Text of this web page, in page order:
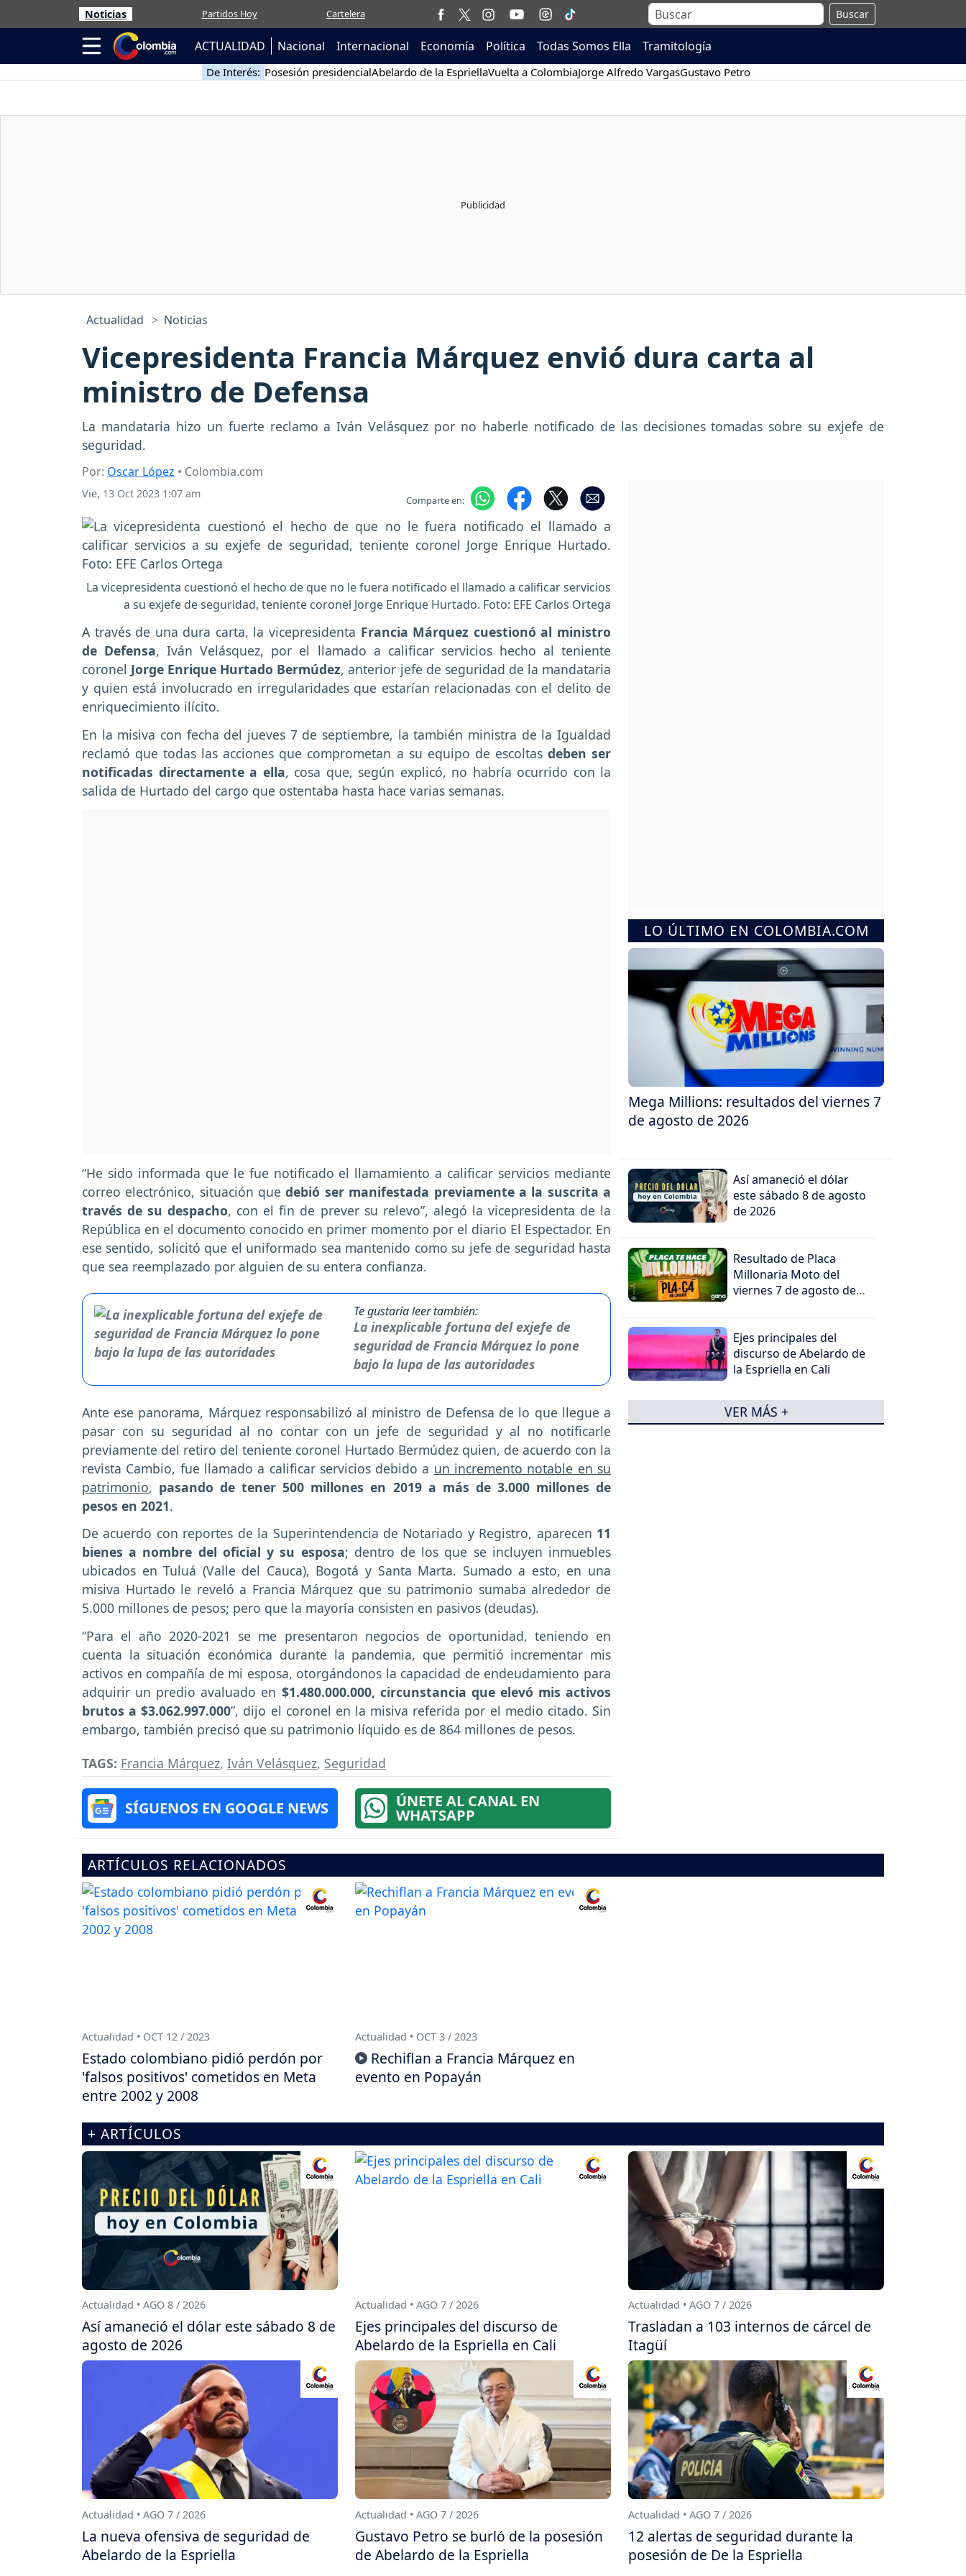
Noticias Partidos Hoy Cartelera Buscar
ACTUALIDAD Nacional Internacional Economía Política Todas Somos Ella Tramitología
De Interés: Posesión presidencialAbelardo de la EspriellaVuelta a ColombiaJorge Alfredo VargasGustavo Petro
Actualidad Noticias
Vicepresidenta Francia Márquez envió dura carta al
ministro de Defensa
La mandataria hizo un fuerte reclamo a Iván Velásquez por no haberle notificado de las decisiones tomadas sobre su exjefe de
seguridad.
Por: Oscar López • Colombia.com
Vie, 13 Oct 2023 1:07 am Comparte en:
La vicepresidenta cuestionó el hecho de que no le fuera notificado el llamado a calificar servicios
a su exjefe de seguridad, teniente coronel Jorge Enrique Hurtado. Foto: EFE Carlos Ortega
A través de una dura carta, la vicepresidenta Francia Márquez cuestionó al ministro
de Defensa, Iván Velásquez, por el llamado a calificar servicios hecho al teniente
coronel Jorge Enrique Hurtado Bermúdez, anterior jefe de seguridad de la mandataria
y quien está involucrado en irregularidades que estarían relacionadas con el delito de
enriquecimiento ilícito.
En la misiva con fecha del jueves 7 de septiembre, la también ministra de la Igualdad
reclamó que todas las acciones que comprometan a su equipo de escoltas deben ser
notificadas directamente a ella, cosa que, según explicó, no habría ocurrido con la
salida de Hurtado del cargo que ostentaba hasta hace varias semanas.
“He sido informada que le fue notificado el llamamiento a calificar servicios mediante
correo electrónico, situación quedebió ser manifestada previamente a la suscrita a
través de su despacho, con el fin de prever su relevo”, alegó la vicepresidenta de la
República en el documento conocido en primer momento por el diario El Espectador. En
ese sentido, solicitó que el uniformado sea mantenido como su jefe de seguridad hasta
que sea reemplazado por alguien de su entera confianza.
Te gustaría leer también:
La inexplicable fortuna del exjefe de
seguridad de Francia Márquez lo pone
bajo la lupa de las autoridades
Ante ese panorama, Márquez responsabilizó al ministro de Defensa de lo que llegue a
pasar con su seguridad al no contar con un jefe de seguridad y al no notificarle
previamente del retiro del teniente coronel Hurtado Bermúdez quien, de acuerdo con la
revista Cambio, fue llamado a calificar servicios debido a un incremento notable en su
patrimonio, pasando de tener 500 millones en 2019 a más de 3.000 millones de
pesos en 2021.
De acuerdo con reportes de la Superintendencia de Notariado y Registro, aparecen 11
bienes a nombre del oficial y su esposa; dentro de los que se incluyen inmuebles
ubicados en Tuluá (Valle del Cauca), Bogotá y Santa Marta. Sumado a esto, en una
misiva Hurtado le reveló a Francia Márquez que su patrimonio sumaba alrededor de
5.000 millones de pesos; pero que la mayoría consisten en pasivos (deudas).
“Para el año 2020-2021 se me presentaron negocios de oportunidad, teniendo en
cuenta la situación económica durante la pandemia, que permitió incrementar mis
activos en compañía de mi esposa, otorgándonos la capacidad de endeudamiento para
adquirir un predio avaluado en $1.480.000.000, circunstancia que elevó mis activos
brutos a $3.062.997.000”, dijo el coronel en la misiva referida por el medio citado. Sin
embargo, también precisó que su patrimonio líquido es de 864 millones de pesos.
TAGS: Francia Márquez, Iván Velásquez, Seguridad
SÍGUENOS EN GOOGLE NEWS ÚNETE AL CANAL EN
WHATSAPP
LO ÚLTIMO EN COLOMBIA.COM
Mega Millions: resultados del viernes 7
de agosto de 2026
Así amaneció el dólar
este sábado 8 de agosto
de 2026
Resultado de Placa
Millonaria Moto del
viernes 7 de agosto de
Ejes principales del
discurso de Abelardo de
la Espriella en Cali
VER MÁS +
ARTÍCULOS RELACIONADOS
Actualidad • OCT 12 / 2023
Estado colombiano pidió perdón por
'falsos positivos' cometidos en Meta
entre 2002 y 2008
Actualidad • OCT 3 / 2023
Rechiflan a Francia Márquez en
evento en Popayán
+ ARTÍCULOS
Actualidad • AGO 8 / 2026
Así amaneció el dólar este sábado 8 de
agosto de 2026
Actualidad • AGO 7 / 2026
Ejes principales del discurso de
Abelardo de la Espriella en Cali
Actualidad • AGO 7 / 2026
Trasladan a 103 internos de cárcel de
Itagüí
Actualidad • AGO 7 / 2026
La nueva ofensiva de seguridad de
Abelardo de la Espriella
Actualidad • AGO 7 / 2026
Gustavo Petro se burló de la posesión
de Abelardo de la Espriella
Actualidad • AGO 7 / 2026
12 alertas de seguridad durante la
posesión de De la Espriella